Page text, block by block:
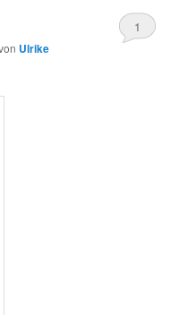
Ulrike
1